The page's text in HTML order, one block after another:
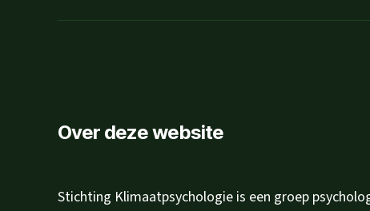
Over deze website
Stichting Klimaatpsychologie is een groep